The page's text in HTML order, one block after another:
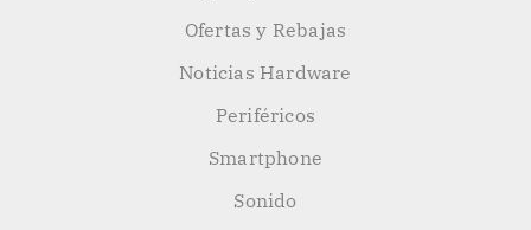
Ofertas y Rebajas
Noticias Hardware
Periféricos
Smartphone
Sonido